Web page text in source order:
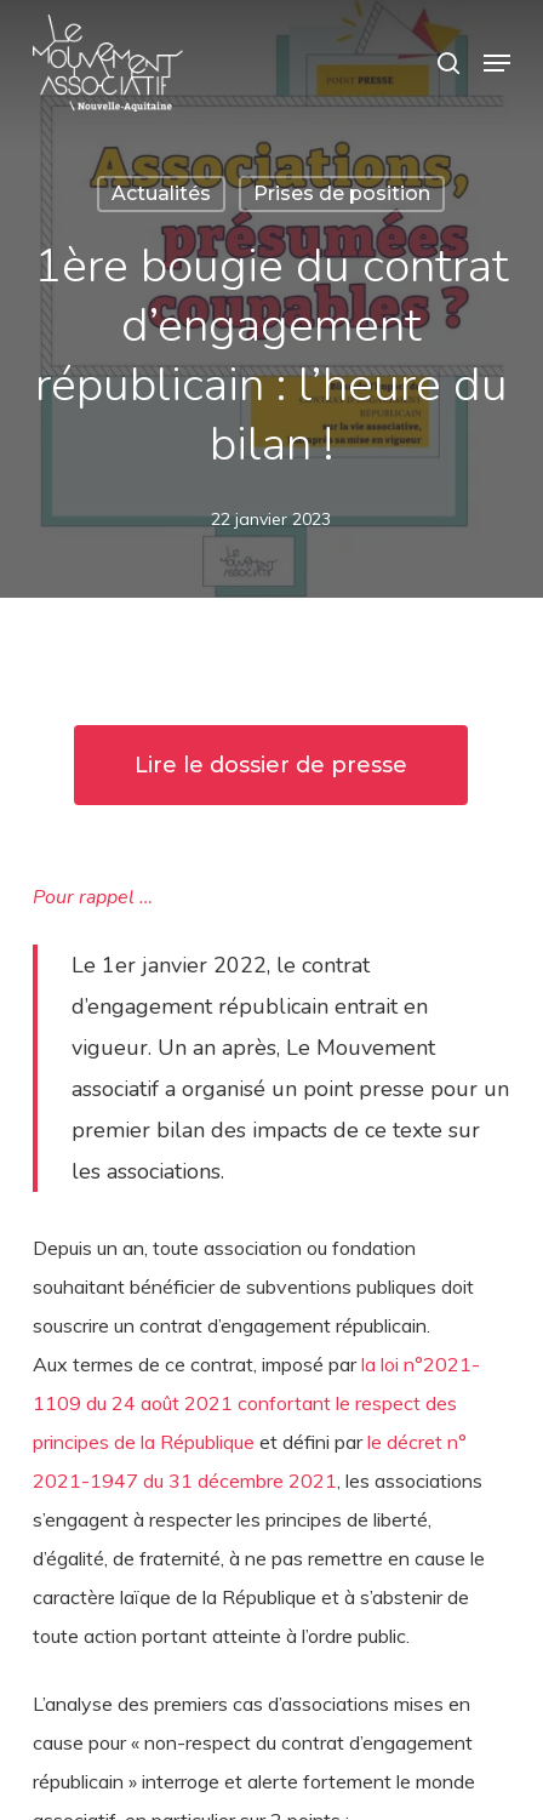
search
Menu
Actualités Prises de position
1ère bougie du contrat
d’engagement
républicain : l’heure du
bilan !
22 janvier 2023
Lire le dossier de presse
Pour rappel …
Le 1er janvier 2022, le contrat
d’engagement républicain entrait en
vigueur. Un an après, Le Mouvement
associatif a organisé un point presse pour un
premier bilan des impacts de ce texte sur
les associations.
Depuis un an, toute association ou fondation
souhaitant bénéficier de subventions publiques doit
souscrire un contrat d’engagement républicain.
Aux termes de ce contrat, imposé parla loi n°2021-
1109 du 24 août 2021 confortant le respect des
principes de la République et défini parle décret n°
2021-1947 du 31 décembre 2021, les associations
s’engagent à respecter les principes de liberté,
d’égalité, de fraternité, à ne pas remettre en cause le
caractère laïque de la République et à s’abstenir de
toute action portant atteinte à l’ordre public.
L’analyse des premiers cas d’associations mises en
cause pour « non-respect du contrat d’engagement
républicain » interroge et alerte fortement le monde
Close
Panneau de gestion des cookies